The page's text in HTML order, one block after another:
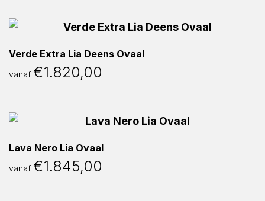
Verde Extra Lia Deens Ovaal
vanaf €1.820,00
Lava Nero Lia Ovaal
vanaf €1.845,00